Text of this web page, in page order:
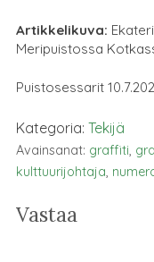
Artikkelikuva:
Meripuistossa
Puistosessarit
Kategoria: Tekijä
Avainsanat: graffiti,
kulttuurijohtaja,
Vastaa